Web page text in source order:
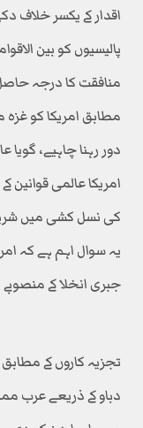
اقدار کے یکسر خلاف
پالیسیوں کو بین
منافقت کا درجہ
مطابق امریکا کو
دور رہنا چاہیے،
امریکا عالمی قوانین
کی نسل کشی میں
یہ سوال اہم ہے کہ
جبری انخلا کے منصوبے
تجزیہ کاروں کے
دباو کے ذریعے عرب